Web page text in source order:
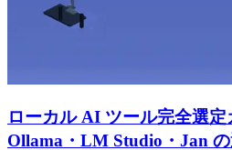
ローカル AI ツール完全選定
Ollama・LM Studio・Jan